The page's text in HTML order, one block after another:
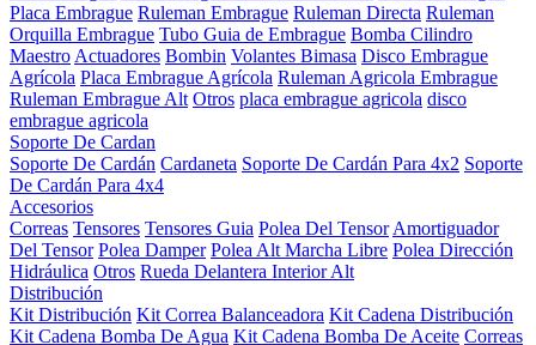
Placa Embrague Ruleman Embrague Ruleman Directa Ruleman
Orquilla Embrague Tubo Guia de Embrague Bomba Cilindro
Maestro Actuadores Bombin Volantes Bimasa Disco Embrague
Agrícola Placa Embrague Agrícola Ruleman Agricola Embrague
Ruleman Embrague Alt Otros placa embrague agricola disco
embrague agricola
Soporte De Cardan
Soporte De Cardán Cardaneta Soporte De Cardán Para 4x2 Soporte
De Cardán Para 4x4
Accesorios
Correas Tensores Tensores Guia Polea Del Tensor Amortiguador
Del Tensor Polea Damper Polea Alt Marcha Libre Polea Dirección
Hidráulica Otros Rueda Delantera Interior Alt
Distribución
Kit Distribución Kit Correa Balanceadora Kit Cadena Distribución
Kit Cadena Bomba De Agua Kit Cadena Bomba De Aceite Correas